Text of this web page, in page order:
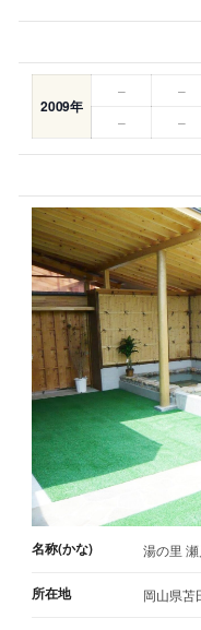
2009年
– –
–
–
名称(かな) 湯の里
所在地 岡山県苫